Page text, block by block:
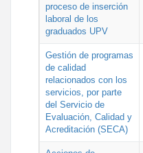
proceso de inserción
laboral de los
graduados UPV
Gestión de programas
de calidad
relacionados con los
servicios, por parte
del Servicio de
Evaluación, Calidad y
Acreditación (SECA)